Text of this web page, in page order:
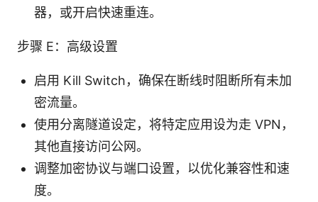
器，或开启快速重连。
步骤 E：高级设置
启用 Kill Switch，确保在断线时阻断所有未加
密流量。
使用分离隧道设定，将特定应用设为走 VPN，
其他直接访问公网。
调整加密协议与端口设置，以优化兼容性和速
度。